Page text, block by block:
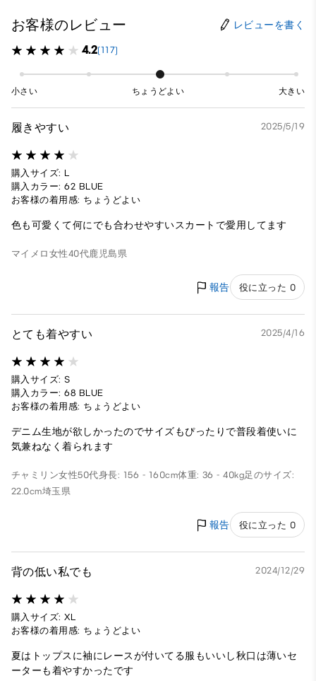
お客様のレビュー レビューを書く
4.2(117)
小さい ちょうどよい 大きい
履きやすい 2025/5/19
購入サイズ: L
購入カラー: 62 BLUE
お客様の着用感: ちょうどよい
色も可愛くて何にでも合わせやすいスカートで愛用してます
マイメロ 女性40代鹿児島県
報告 役に立った 0
とても着やすい 2025/4/16
購入サイズ: S
購入カラー: 68 BLUE
お客様の着用感: ちょうどよい
デニム生地が欲しかったのでサイズもぴったりで普段着使いに
気兼ねなく着られます
チャミリン女性50代身長: 156 - 160cm体重: 36 - 40kg足のサイズ:
22.0cm埼玉県
報告 役に立った 0
背の低い私でも 2024/12/29
購入サイズ: XL
お客様の着用感: ちょうどよい
夏はトップスに袖にレースが付いてる服もいいし秋口は薄いセ
ーターも着やすかったです